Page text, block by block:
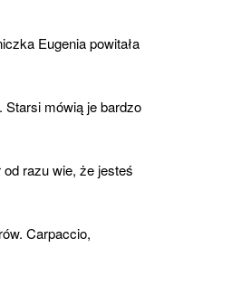
Eugenia powitała
mówią je bardzo
razu wie, że jesteś
Carpaccio,